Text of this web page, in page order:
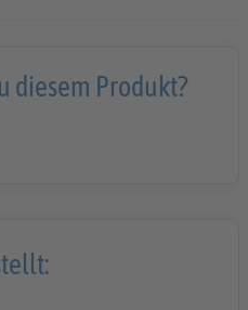
diesem Produkt?